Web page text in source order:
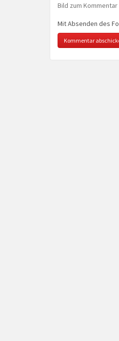
Bild zum Kommentar
Mit Absenden des